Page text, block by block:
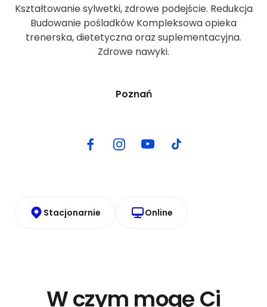
Kształtowanie sylwetki, zdrowe podejście. Redukcja
Budowanie pośladków Kompleksowa opieka
trenerska, dietetyczna oraz suplementacyjna.
Zdrowe nawyki.
Poznań
Stacjonarnie Online
W czym mogę Ci